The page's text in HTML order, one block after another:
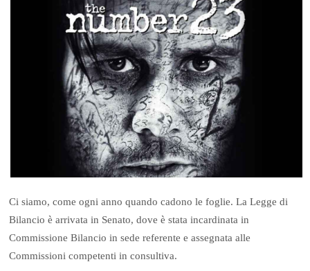
Ci siamo, come ogni anno quando cadono le foglie. La Legge di
Bilancio è arrivata in Senato, dove è stata incardinata in
Commissione Bilancio in sede referente e assegnata alle
Commissioni competenti in consultiva.